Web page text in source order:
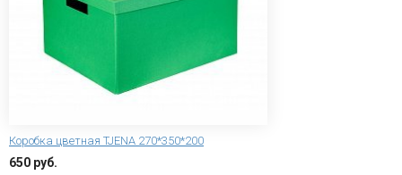
Коробка цветная TJENA 270*350*200
650 руб.